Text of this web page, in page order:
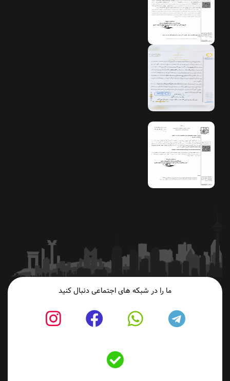
ما را در شبکه های اجتماعی دنبال کنید
fab
telegram
fab
fa-
whatsapp
fab
fab